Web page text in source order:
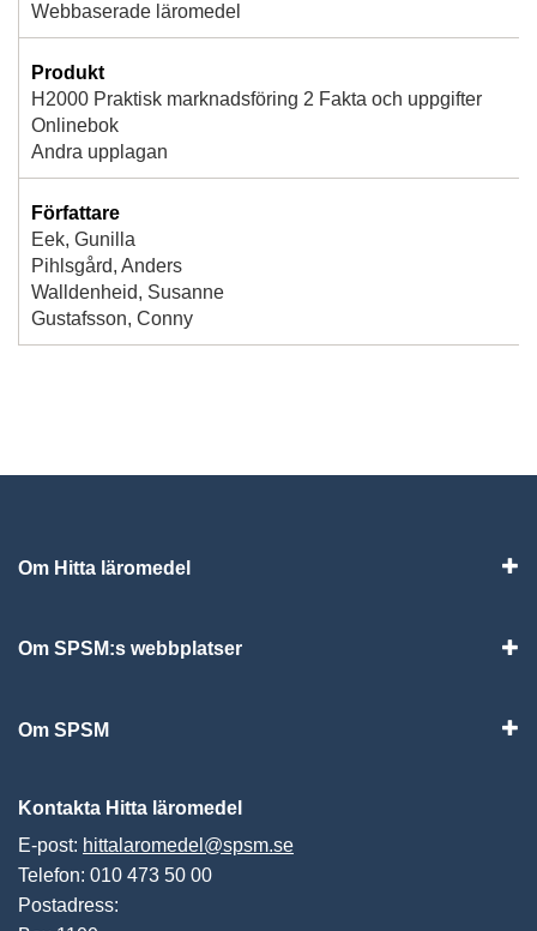
Webbaserade läromedel
Produkt
H2000 Praktisk marknadsföring 2 Fakta och uppgifter
Onlinebok
Andra upplagan
Författare
Eek, Gunilla
Pihlsgård, Anders
Walldenheid, Susanne
Gustafsson, Conny
Om Hitta läromedel
Om SPSM:s webbplatser
Om SPSM
Kontakta Hitta läromedel
E-post: hittalaromedel@spsm.se
Telefon: 010 473 50 00
Postadress: